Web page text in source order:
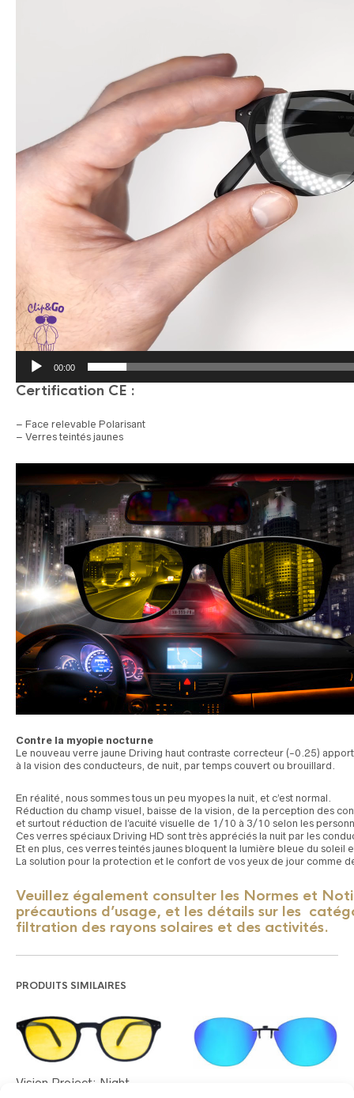
00:00
Certification CE :
– Face relevable Polarisant
– Verres teintés jaunes
Contre la myopie nocturne
Le nouveau verre jaune Driving haut contraste correcteur (-0.25)
à la vision des conducteurs, de nuit, par temps couvert ou brouillard.
En réalité, nous sommes tous un peu myopes la nuit, et c’est normal.
Réduction du champ visuel, baisse de la vision, de la perception des
et surtout réduction de l’acuité visuelle de 1/10 à 3/10 selon les
Ces verres spéciaux Driving HD sont très appréciés la nuit par les
Et en plus, ces verres teintés jaunes bloquent la lumière bleue du
La solution pour la protection et le confort de vos yeux de jour comme
Veuillez également consulter les Normes et
précautions d’usage, et les détails sur les
filtration des rayons solaires et des activités.
PRODUITS SIMILAIRES
Vision Project: Night